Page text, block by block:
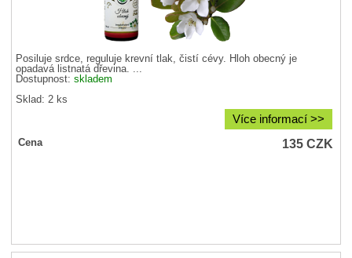
Posiluje srdce, reguluje krevní tlak, čistí cévy. Hloh obecný je
opadavá listnatá dřevina. ...
Dostupnost:skladem
Sklad: 2 ks
Více informací >>
Cena 135CZK